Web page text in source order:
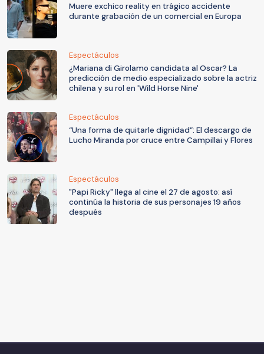
Muere exchico reality en trágico accidente
durante grabación de un comercial en Europa
Espectáculos
¿Mariana di Girolamo candidata al Oscar? La
predicción de medio especializado sobre la actriz
chilena y su rol en 'Wild Horse Nine'
Espectáculos
“Una forma de quitarle dignidad”: El descargo de
Lucho Miranda por cruce entre Campillai y Flores
Espectáculos
"Papi Ricky" llega al cine el 27 de agosto: así
continúa la historia de sus personajes 19 años
después